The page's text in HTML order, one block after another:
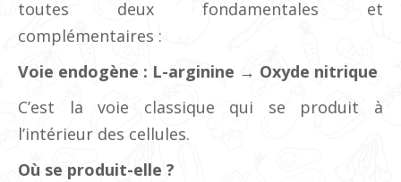
toutes deux fondamentales et
complémentaires :
Voie endogène : L-arginine → Oxyde nitrique
C’est la voie classique qui se produit à
l’intérieur des cellules.
Où se produit-elle ?